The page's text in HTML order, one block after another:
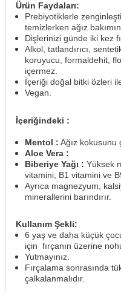
Ürün Faydaları:
Prebiyotiklerle
temizlerken ağız
Dişlerinizi günde iki kez
Alkol, tatlandırıcı,
koruyucu, formaldehit,
içermez.
İçeriği doğal bitki özleri
Vegan.
İçeriğindeki :
Mentol : Ağız kokusunu
Aloe Vera :
Biberiye Yağı : Yüksek
vitamini, B1 vitamini ve
Ayrıca magnezyum,
minerallerini barındırır.
Kullanım Şekli:
6 yaş ve daha küçük
için fırçanın üzerine
Yutmayınız.
Fırçalama sonrasında
çalkalanmalıdır.